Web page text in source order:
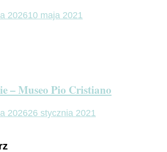
202610 maja 2021
– Museo Pio Cristiano
202626 stycznia 2021